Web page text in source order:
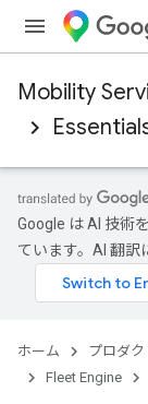
Mobility
Google は AI 技術
ています。AI 翻訳
ホーム プロダク
Fleet Engine